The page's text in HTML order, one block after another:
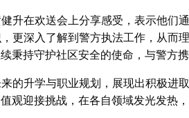
升在欢送会上分享感受，表示他们
更深入了解到警方执法工作，从而
秉持守护社区安全的使命，与警方
的升学与职业规划，展现出积极进
观迎接挑战，在各自领域发光发热